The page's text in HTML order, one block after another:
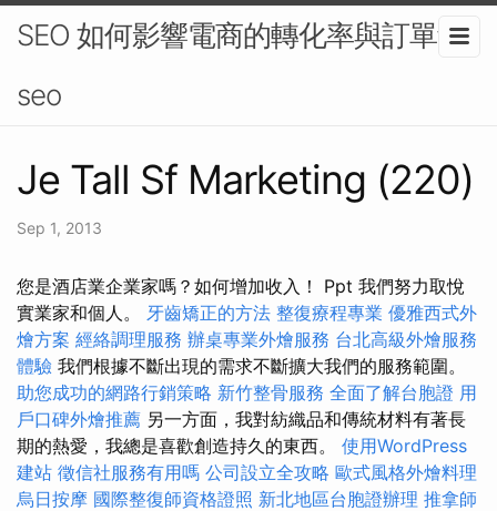
SEO 如何影響電商的轉化率與訂單量-
seo
Je Tall Sf Marketing (220)
Sep 1, 2013
您是酒店業企業家嗎？如何增加收入！ Ppt 我們努力取悅
實業家和個人。 牙齒矯正的方法 整復療程專業 優雅西式外
燴方案 經絡調理服務 辦桌專業外燴服務 台北高級外燴服務
體驗 我們根據不斷出現的需求不斷擴大我們的服務範圍。
助您成功的網路行銷策略 新竹整骨服務 全面了解台胞證 用
戶口碑外燴推薦 另一方面，我對紡織品和傳統材料有著長
期的熱愛，我總是喜歡創造持久的東西。 使用WordPress
建站 徵信社服務有用嗎 公司設立全攻略 歐式風格外燴料理
烏日按摩 國際整復師資格證照 新北地區台胞證辦理 推拿師